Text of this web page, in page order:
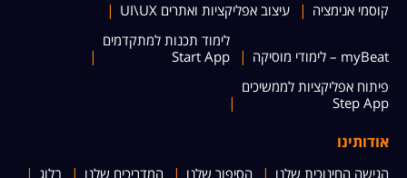
קוסמי אנימציה
עיצוב אפליקציות ואתרים UI\UX
myBeat – לימודי מוסיקה
לימוד תכנות למתקדמים
Start App
פיתוח אפליקציות לממשיכים
Step App
אודותינו
הגישה החינוכית שלנו הסיפור שלנו המדריכים שלנו
בלוג